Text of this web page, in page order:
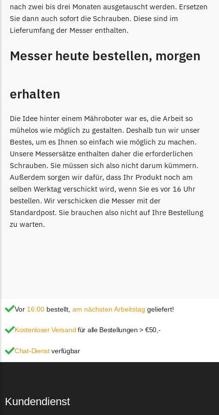
Robomow
Robomow Messer
Scheppach
Begrenzungsdraht
Segway Navimow Messer
Sunseeker
Sunseeker Messer
TECH Line Messer
Begrenzungsdraht
Begrenzungsdraht
WOLF-Garten
Begrenzungsdraht
Begrenzungsdraht
nach zwei bis drei Monaten ausgetauscht werden. Ersetzen
Sie dann auch sofort die Schrauben. Diese sind im
Lieferumfang der Messer enthalten.
Messer heute bestellen, morgen
erhalten
Die Idee hinter einem Mähroboter war es, die Arbeit so
mühelos wie möglich zu gestalten. Deshalb tun wir unser
Bestes, um es Ihnen so einfach wie möglich zu machen.
Unsere Messersätze enthalten daher die erforderlichen
Schrauben. Sie müssen sich also nicht darum kümmern.
Außerdem sorgen wir dafür, dass Ihr Produkt noch am
selben Werktag verschickt wird, wenn Sie es vor 16 Uhr
bestellen. Wir verschicken die Messer mit der
Standardpost. Sie brauchen also nicht auf Ihre Bestellung
zu warten.
Vor 16:00 bestellt, am nächsten Arbeitstag geliefert!
Kostenloser Versand für alle Bestellungen > €50,-
Chat-Dienstverfügbar
Kundendienst